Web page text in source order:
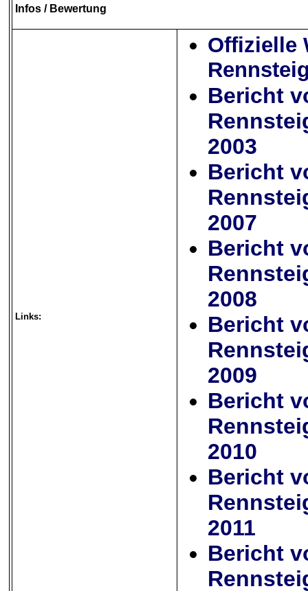
Infos / Bewertung
Links:
Offizielle
Bericht
2003
Bericht
2007
Bericht
2008
Bericht
2009
Bericht
2010
Bericht
2011
Bericht